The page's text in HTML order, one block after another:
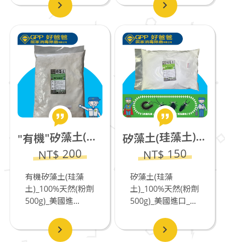
"有機"矽藻土(珪藻土)_100%天然(粉劑500g)_美國進口
NT$ 200
有機矽藻土(珪藻
土)_100%天然(粉劑
500g)_美國進...
矽藻土(珪藻土)_100%天然(粉劑500g)_美國進口
NT$ 150
矽藻土(珪藻
土)_100%天然(粉劑
500g)_美國進口_...